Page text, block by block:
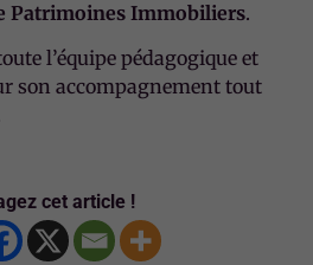
Patrimoines Immobiliers.
l’équipe pédagogique et
son accompagnement tout
cet article !